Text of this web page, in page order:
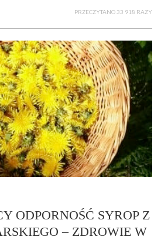
PRZECZYTANO 33 918 RAZY
ODPORNOŚĆ SYROP Z
– ZDROWIE W